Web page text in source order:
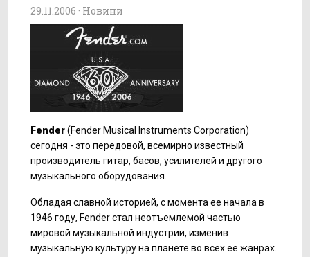
29.11.2006 · Новини
Fender(Fender Musical Instruments Corporation)
сегодня - это передовой, всемирно известный
производитель гитар, басов, усилителей и другого
музыкального оборудования.
Обладая славной историей, с момента ее начала в
1946 году, Fenderстал неотъемлемой частью
мировой музыкальной индустрии, изменив
музыкальную культуру на планете во всех ее жанрах.